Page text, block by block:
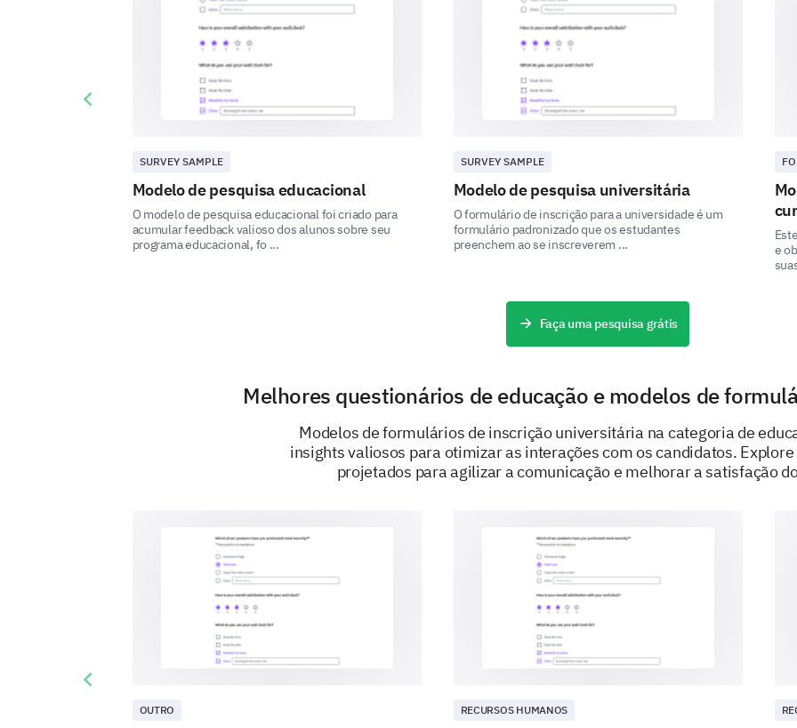
Obtendo cartas de recomendação
Cumprindo prazos de aplicação
Outro:
Por favor, forneça quaisquer comentários
aplicação.
Interface do Usuário e Aspectos
online?
Neutro
Você encontrou dificuldades técnicas ao
SURVEY SAMPLE
Modelo de pesquisa educacional
O modelo de pesquisa educacional foi criado para
acumular feedback valioso dos alunos sobre seu
programa educacional, fo ...
SURVEY SAMPLE
Modelo de pesquisa universitária
O formulário de inscrição para a universidade é um
formulário padronizado que os estudantes
preenchem ao se inscreverem ...
e
Previous slide
Faça uma pesquisa grátis
Melhores questionários de educação e modelos de
Modelos de formulários de inscrição universitária na categoria de
insights valiosos para otimizar as interações com os candidatos.
projetados para agilizar a comunicação e melhorar a satisfação
OUTRO RECURSOS HUMANOS
Previous slide